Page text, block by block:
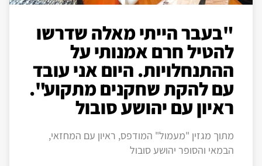
"בעבר הייתי מאלה שדרשו
להטיל חרם אמנותי על
ההתנחלויות. היום אני עובד
עם להקת שחקנים מתקוע".
ראיון עם יהושע סובול
מתוך מגזין "מעמול" המודפס, ראיון עם המחזאי,
הבמאי והסופר יהושע סובול